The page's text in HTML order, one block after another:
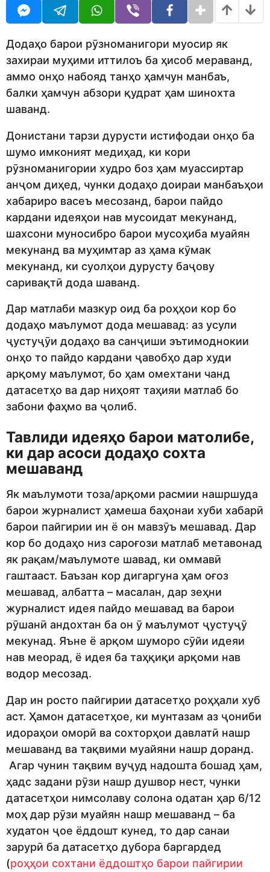
R
o
Додаҳо барои рӯзноманигори муосир як
захираи муҳими иттилоъ ба ҳисоб мераванд,
аммо онҳо набояд танҳо ҳамчун манбаъ,
балки ҳамчун абзори қудрат ҳам шинохта
шаванд.
Донистани тарзи дурусти истифодаи онҳо ба
шумо имконият медиҳад, ки кори
рӯзноманигории худро боз ҳам муассиртар
анҷом диҳед, чунки додаҳо доираи манбаъҳои
хабариро васеъ месозанд, барои пайдо
кардани идеяҳои нав мусоидат мекунанд,
шахсони муносибро барои мусоҳиба муайян
мекунанд ва муҳимтар аз ҳама кӯмак
мекунанд, ки суолҳои дурусту баҷову
саривақтӣ дода шаванд.
Дар матлаби мазкур оид ба роҳҳои кор бо
додаҳо маълумот дода мешавад: аз усули
ҷустуҷӯи додаҳо ва санҷиши эътимоднокии
онҳо то пайдо кардани ҷавобҳо дар худи
арқому маълумот, бо ҳам омехтани чанд
датасетҳо ва дар ниҳоят таҳияи матлаб бо
забони фаҳмо ва ҷолиб.
Тавлиди идеяҳо барои матолибе,
ки дар асоси додаҳо сохта
мешаванд
Як маълумоти тоза/арқоми расмии нашршуда
барои журналист ҳамеша баҳонаи хуби хабарӣ
барои пайгирии ин ё он мавзӯъ мешавад. Дар
кор бо додаҳо низ сароғози матлаб метавонад
як рақам/маълумоте шавад, ки оммавӣ
гаштааст. Баъзан кор дигаргуна ҳам оғоз
мешавад, албатта – масалан, дар зеҳни
журналист идея пайдо мешавад ва барои
рӯшанӣ андохтан ба он ӯ маълумот ҷустуҷӯ
мекунад. Яъне ё арқом шуморо сӯйи идеяи
нав меорад, ё идея ба таҳқиқи арқоми нав
водор месозад.
Дар ин росто пайгирии датасетҳо роҳҳали хуб
аст. Ҳамон датасетҳое, ки мунтазам аз ҷониби
идораҳои оморӣ ва сохторҳои давлатӣ нашр
мешаванд ва тақвими муайяни нашр доранд.
Агар чунин тақвим вуҷуд надошта бошад ҳам,
ҳадс задани рӯзи нашр душвор нест, чунки
датасетҳои нимсолаву солона одатан ҳар 6/12
моҳ дар рӯзи муайян нашр мешаванд – ба
худатон ҷое ёддошт кунед, то дар санаи
зарурӣ ба датасетҳо дубора баргардед
(роҳҳои сохтани ёддоштҳо барои пайгирии